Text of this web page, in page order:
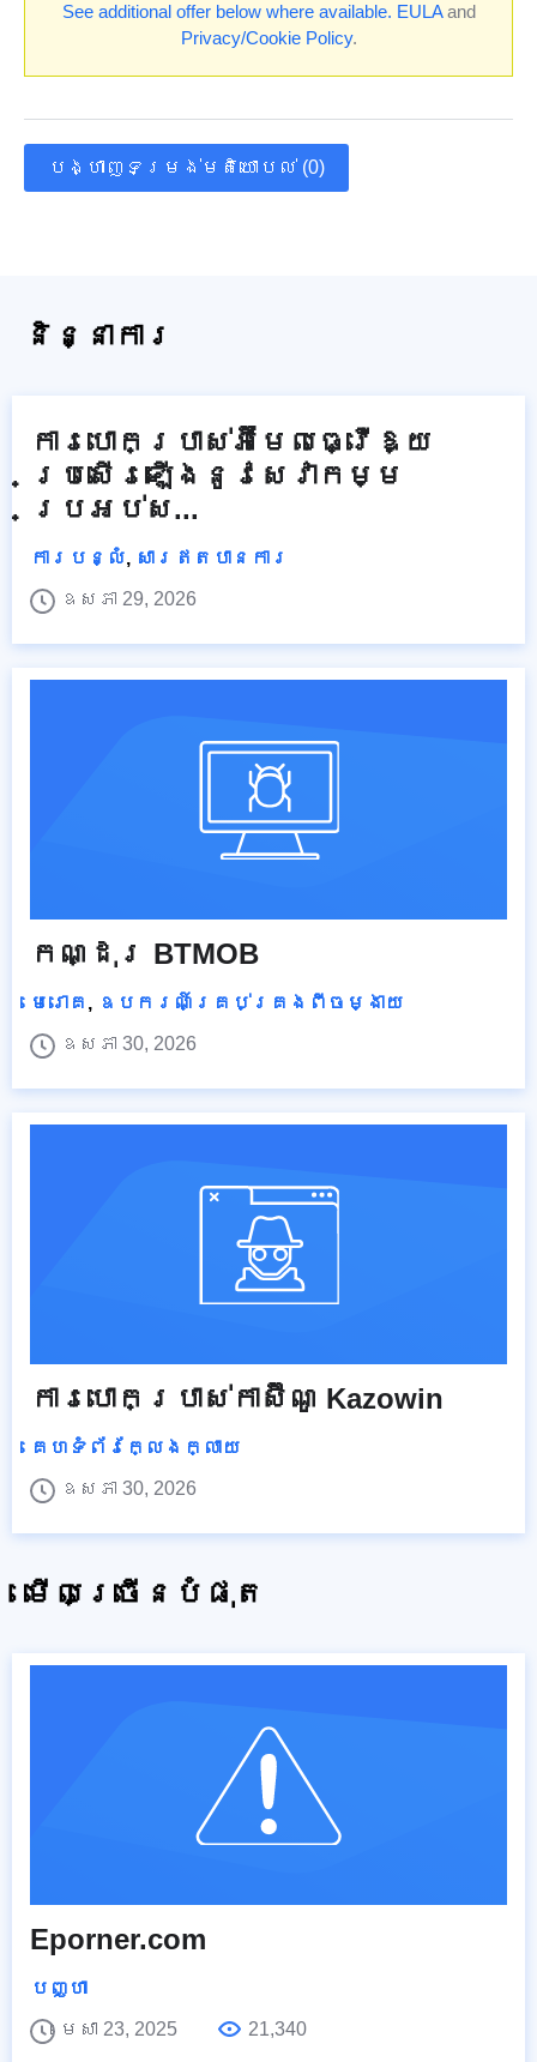
See additional offer below where available. EULAand
Privacy/Cookie Policy.
បង្ហាញទម្រង់មតិយោបល់ (0)
និន្នាការ
ការបោកប្រាស់អ៊ីមែលធ្វើឱ្យ
ប្រសើរឡើងនូវសេវាកម្ម
ប្រអប់ស...
ការបន្លំ, សារឥតបានការ
ឧសភា 29, 2026
កណ្ដុរ BTMOB
មេរោគ , ឧបករណ៍គ្រប់គ្រងពីចម្ងាយ
ឧសភា 30, 2026
ការបោកប្រាស់កាស៊ីណូ Kazowin
គេហទំព័រក្លែងក្លាយ
ឧសភា 30, 2026
មើលច្រើនបំផុត
Eporner.com
បញ្ហា
មេសា 23, 2025
21,340